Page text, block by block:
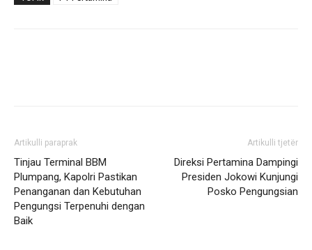
Artikulli paraprak
Tinjau Terminal BBM
Plumpang, Kapolri Pastikan
Penanganan dan Kebutuhan
Pengungsi Terpenuhi dengan
Baik
Artikulli tjetër
Direksi Pertamina Dampingi
Presiden Jokowi Kunjungi
Posko Pengungsian